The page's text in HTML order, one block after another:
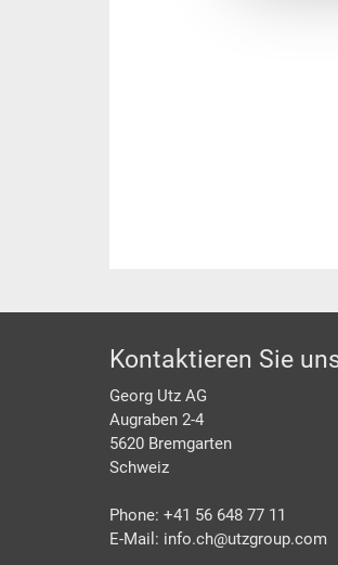
Footer
Kontaktieren Sie
Georg Utz AG
Augraben 2-4
5620 Bremgarten
Schweiz
Phone: +41 56 648 77 11
E-Mail: info.ch@utzgroup.com